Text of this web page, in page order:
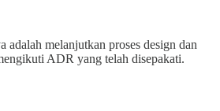
adalah melanjutkan proses design dan
ADR yang telah disepakati.